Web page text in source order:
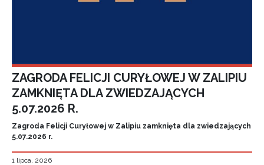
ZAGRODA FELICJI CURYŁOWEJ W ZALIPIU
ZAMKNIĘTA DLA ZWIEDZAJĄCYCH
5.07.2026 R.
Zagroda Felicji Curyłowej w Zalipiu zamknięta dla zwiedzających
5.07.2026 r.
1 lipca, 2026